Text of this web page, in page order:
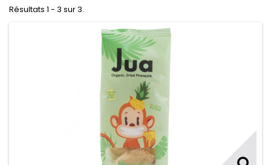
Résultats 1 - 3 sur 3.